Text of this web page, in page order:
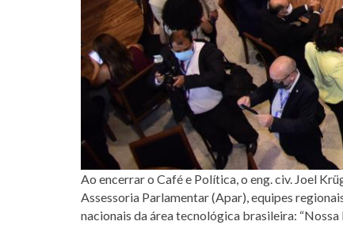
Ao encerrar o Café e Política, o eng. civ. Joel
Assessoria Parlamentar (Apar), equipes
nacionais da área tecnológica brasileira: